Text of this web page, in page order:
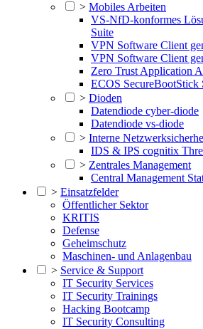
> Mobiles Arbeiten
VS-NfD-konformes
Suite
VPN Software Client
VPN Software Client
Zero Trust Application
ECOS SecureBootStick
> Dioden
Datendiode cyber-diode
Datendiode vs-diode
> Interne
IDS & IPS cognitix
> Zentrales Management
Central Management
> Einsatzfelder
Öffentlicher Sektor
KRITIS
Defense
Geheimschutz
Maschinen- und Anlagenbau
> Service & Support
IT Security Services
IT Security Trainings
Hacking Bootcamp
IT Security Consulting